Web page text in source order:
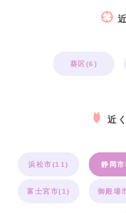
葵区(6)
近
浜松市(11) 静岡
富士宮市(1) 御殿場